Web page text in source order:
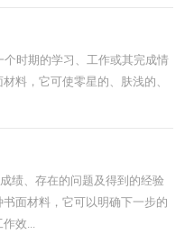
时期的学习、工作或其完成情
料，它可使零星的、肤浅的、
绩、存在的问题及得到的经验
面材料，它可以明确下一步的
效...